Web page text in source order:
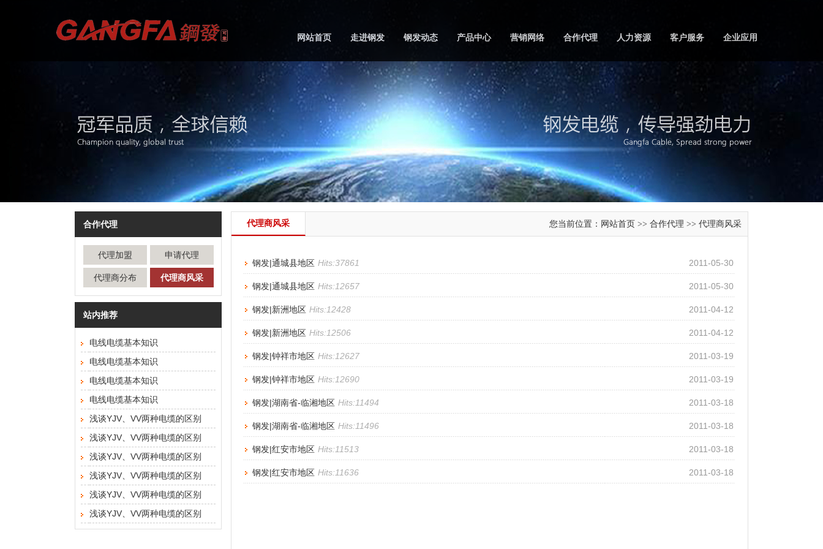
网站首页 走进钢发 钢发动态 产品中心 营销网络 合作代理 人力资源 客户服务 企业应用
合作代理
代理加盟 申请代理
代理商分布 代理商风采
站内推荐
电线电缆基本知识
电线电缆基本知识
电线电缆基本知识
电线电缆基本知识
浅谈YJV、VV两种电缆的区别
浅谈YJV、VV两种电缆的区别
浅谈YJV、VV两种电缆的区别
浅谈YJV、VV两种电缆的区别
浅谈YJV、VV两种电缆的区别
浅谈YJV、VV两种电缆的区别
代理商风采 您当前位置： 网站首页 >> 合作代理 >> 代理商风采
钢发|通城县地区 Hits:37861 2011-05-30
钢发|通城县地区 Hits:12657 2011-05-30
钢发|新洲地区 Hits:12428 2011-04-12
钢发|新洲地区 Hits:12506 2011-04-12
钢发|钟祥市地区 Hits:12627 2011-03-19
钢发|钟祥市地区 Hits:12690 2011-03-19
钢发|湖南省-临湘地区 Hits:11494 2011-03-18
钢发|湖南省-临湘地区 Hits:11496 2011-03-18
钢发|红安市地区 Hits:11513 2011-03-18
钢发|红安市地区 Hits:11636 2011-03-18